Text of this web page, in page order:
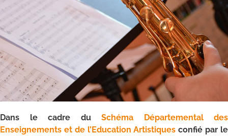
Dans le cadre du Schéma Départemental des
Enseignements et de l’Education Artistiques confié par le